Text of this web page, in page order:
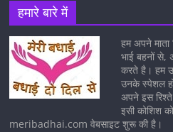
हमारे बारे में
हम अपने
भाई बहनों से,
करते है। हम
उनके स्पेशल
अपने इस
इसी कोशिश
meribadhai.com वेबसाइट शुरू की है।